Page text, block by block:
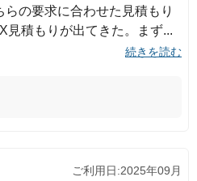
の要求に合わせた見積もり
見積もりが出てきた。まず
続きを読む
ご利用日:2025年09月